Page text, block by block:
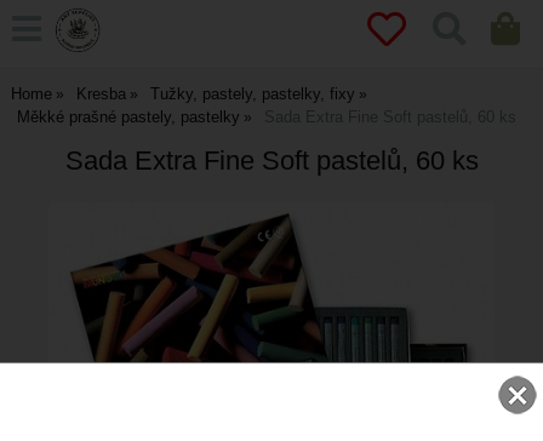
Home Kresba
Tužky, pastely, pastelky, fixy
Měkké prašné pastely, pastelky
Sada Extra Fine Soft pastelů, 60 ks
Sada Extra Fine Soft pastelů, 60 ks